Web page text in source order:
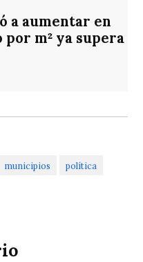
a aumentar en
m² ya supera
municipios política